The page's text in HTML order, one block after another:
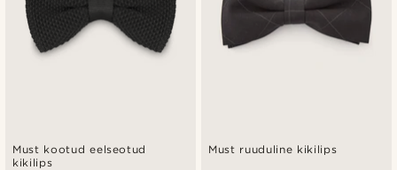
Must kootud eelseotud
kikilips
Must ruuduline kikilips